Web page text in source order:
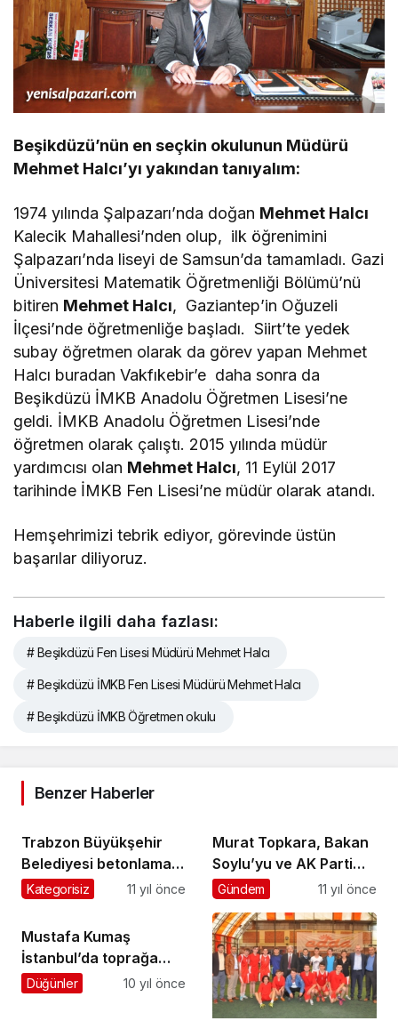
Beşikdüzü’nün en seçkin okulunun Müdürü
Mehmet Halcı’yı yakından tanıyalım:
1974 yılında Şalpazarı’nda doğan Mehmet Halcı
Kalecik Mahallesi’nden olup, ilk öğrenimini
Şalpazarı’nda liseyi de Samsun’da tamamladı. Gazi
Üniversitesi Matematik Öğretmenliği Bölümü’nü
bitiren Mehmet Halcı, Gaziantep’in Oğuzeli
İlçesi’nde öğretmenliğe başladı. Siirt’te yedek
subay öğretmen olarak da görev yapan Mehmet
Halcı buradan Vakfıkebir’e daha sonra da
Beşikdüzü İMKB Anadolu Öğretmen Lisesi’ne
geldi. İMKB Anadolu Öğretmen Lisesi’nde
öğretmen olarak çalıştı. 2015 yılında müdür
yardımcısı olan Mehmet Halcı, 11 Eylül 2017
tarihinde İMKB Fen Lisesi’ne müdür olarak atandı.
Hemşehrimizi tebrik ediyor, görevinde üstün
başarılar diliyoruz.
Haberle ilgili daha fazlası:
# Beşikdüzü Fen Lisesi Müdürü Mehmet Halcı
# Beşikdüzü İMKB Fen Lisesi Müdürü Mehmet Halcı
# Beşikdüzü İMKB Öğretmen okulu
Benzer Haberler
Trabzon Büyükşehir
Belediyesi betonlama
çalışmalarını
Kategorisiz 11 yıl önce
Murat Topkara, Bakan
Soylu’yu ve AK Parti
Milletvekillerini ziyaret
Gündem 11 yıl önce
Mustafa Kumaş
İstanbul’da toprağa
verildi
Düğünler 10 yıl önce